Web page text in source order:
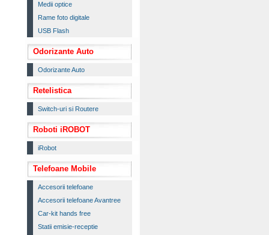
Medii optice
Rame foto digitale
USB Flash
Odorizante Auto
Odorizante Auto
Retelistica
Switch-uri si Routere
Roboti iROBOT
iRobot
Telefoane Mobile
Accesorii telefoane
Accesorii telefoane Avantree
Car-kit hands free
Statii emisie-receptie